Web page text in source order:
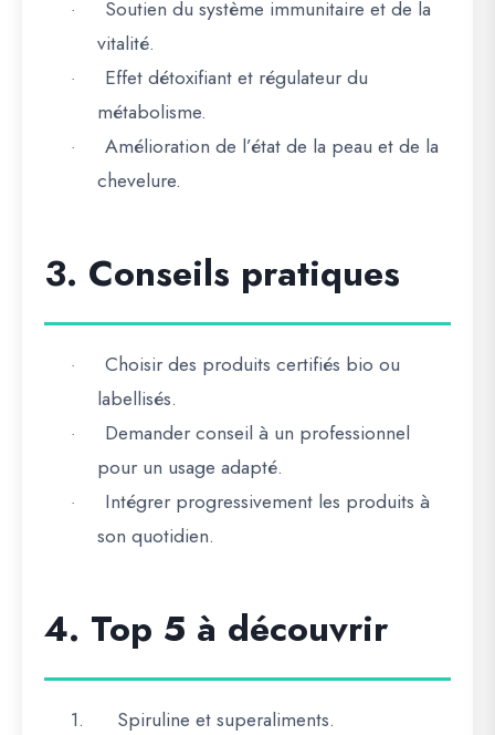
·
Soutien du système immunitaire et de la
vitalité.
·
Effet détoxifiant et régulateur du
métabolisme.
·
Amélioration de l’état de la peau et de la
chevelure.
3. Conseils pratiques
·
Choisir des produits certifiés bio ou
labellisés.
·
Demander conseil à un professionnel
pour un usage adapté.
·
Intégrer progressivement les produits à
son quotidien.
4. Top 5 à découvrir
1.
Spiruline et superaliments.